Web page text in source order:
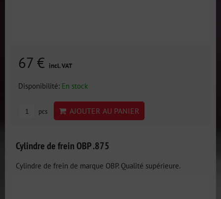
67 € incl. VAT
Disponibilité: En stock
pcs AJOUTER AU PANIER
Cylindre de frein OBP .875
Cylindre de frein de marque OBP. Qualité supérieure.